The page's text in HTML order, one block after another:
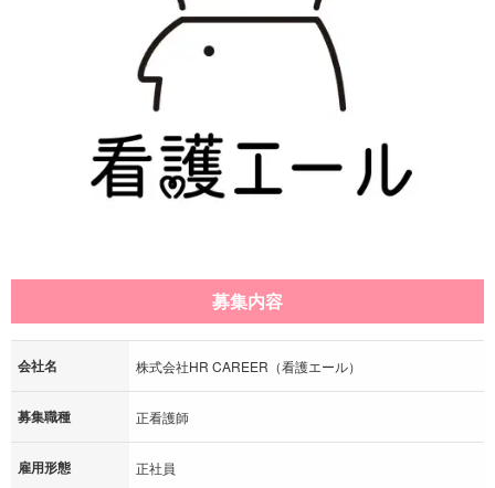
募集内容
会社名 株式会社HR CAREER（看護エール）
募集職種 正看護師
雇用形態 正社員